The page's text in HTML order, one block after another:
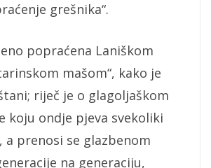
grešnika“.
popraćena Laniškom
mašom“, kako je
riječ je o glagoljaškom
koju ondje pjeva svekoliki
a prenosi se glazbenom
na generaciju,